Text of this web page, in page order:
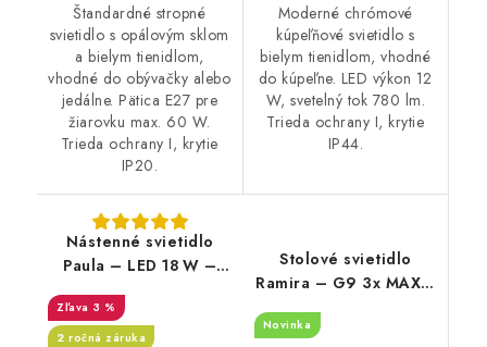
Štandardné stropné
svietidlo s opálovým sklom
a bielym tienidlom,
vhodné do obývačky alebo
jedálne. Pätica E27 pre
žiarovku max. 60 W.
Trieda ochrany I, krytie
IP20.
Moderné chrómové
kúpeľňové svietidlo s
bielym tienidlom, vhodné
do kúpeľne. LED výkon 12
W, svetelný tok 780 lm.
Trieda ochrany I, krytie
IP44.
Nástenné svietidlo
Paula – LED 18 W –
IP20
3 %
2 ročná záruka
Stolové svietidlo
Ramira – G9 3x MAX 5
Novinka